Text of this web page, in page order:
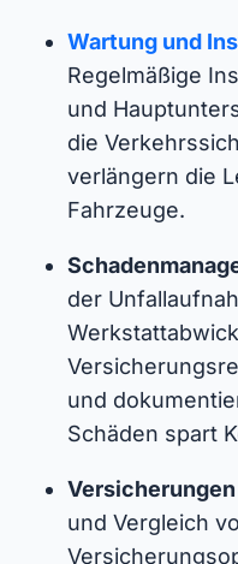
Wartung und
Regelmäßige
und
die
verlängern die
Fahrzeuge.
der
und
Schäden spart
und Vergleich